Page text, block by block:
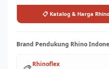
📋 Katalog & Harga
Brand Pendukung Rhino
Rhinoflex